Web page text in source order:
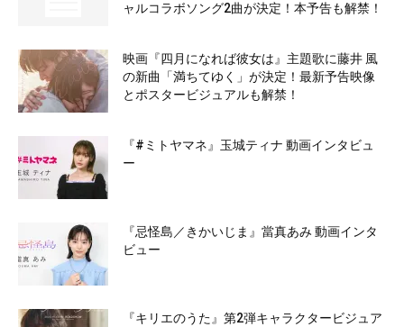
ャルコラボソング2曲が決定！本予告も解禁！
映画『四月になれば彼女は』主題歌に藤井 風
の新曲「満ちてゆく」が決定！最新予告映像
とポスタービジュアルも解禁！
『#ミトヤマネ』玉城ティナ 動画インタビュ
ー
『忌怪島／きかいじま』當真あみ 動画インタ
ビュー
『キリエのうた』第2弾キャラクタービジュア